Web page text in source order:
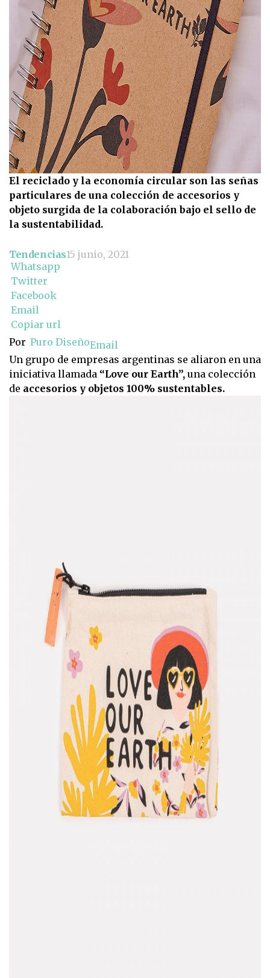
El reciclado y la economía circular son las señas
particulares de una colección de accesorios y
objeto surgida de la colaboración bajo el sello de
la sustentabilidad.
Tendencias15 junio, 2021
Whatsapp
Twitter
Facebook
Email
Copiar url
Por Puro DiseñoEmail
Un grupo de empresas argentinas se aliaron en una
iniciativa llamada “Love our Earth”, una colección
de accesorios y objetos 100% sustentables.